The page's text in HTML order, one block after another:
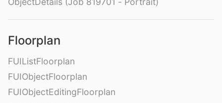
Floorplan
FUIListFloorplan
FUIObjectFloorplan
FUIObjectEditingFloorplan